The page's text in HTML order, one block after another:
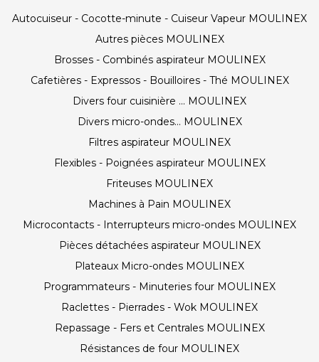
Autocuiseur - Cocotte-minute - Cuiseur Vapeur MOULINEX
Autres pièces MOULINEX
Brosses - Combinés aspirateur MOULINEX
Cafetières - Expressos - Bouilloires - Thé MOULINEX
Divers four cuisinière ... MOULINEX
Divers micro-ondes... MOULINEX
Filtres aspirateur MOULINEX
Flexibles - Poignées aspirateur MOULINEX
Friteuses MOULINEX
Machines à Pain MOULINEX
Microcontacts - Interrupteurs micro-ondes MOULINEX
Pièces détachées aspirateur MOULINEX
Plateaux Micro-ondes MOULINEX
Programmateurs - Minuteries four MOULINEX
Raclettes - Pierrades - Wok MOULINEX
Repassage - Fers et Centrales MOULINEX
Résistances de four MOULINEX